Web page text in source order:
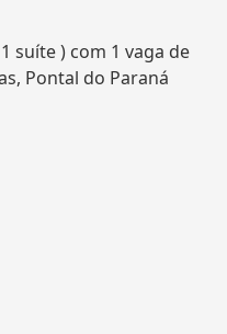
suíte ) com 1 vaga de
Pontal do Paraná